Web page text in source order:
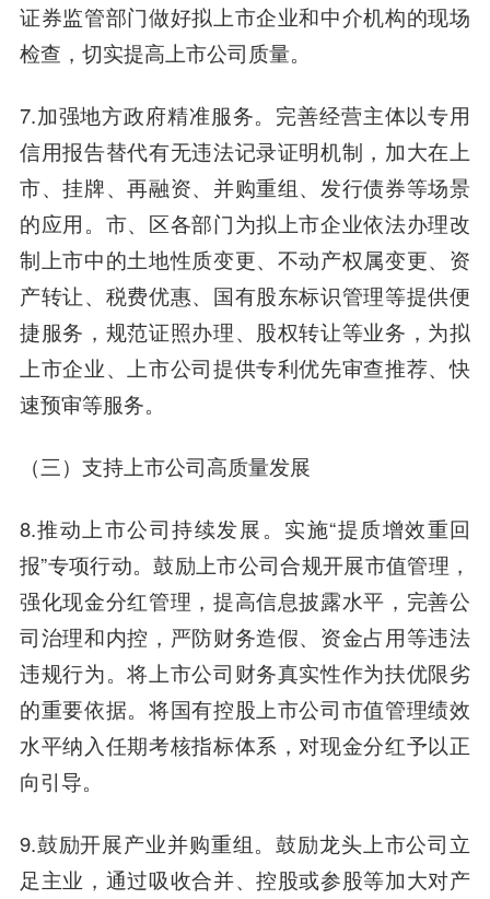
证券监管部门做好拟上市企业和中介机构的现场
检查，切实提高上市公司质量。
7.加强地方政府精准服务。完善经营主体以专用
信用报告替代有无违法记录证明机制，加大在上
市、挂牌、再融资、并购重组、发行债券等场景
的应用。市、区各部门为拟上市企业依法办理改
制上市中的土地性质变更、不动产权属变更、资
产转让、税费优惠、国有股东标识管理等提供便
捷服务，规范证照办理、股权转让等业务，为拟
上市企业、上市公司提供专利优先审查推荐、快
速预审等服务。
（三）支持上市公司高质量发展
8.推动上市公司持续发展。实施“提质增效重回
报”专项行动。鼓励上市公司合规开展市值管理，
强化现金分红管理，提高信息披露水平，完善公
司治理和内控，严防财务造假、资金占用等违法
违规行为。将上市公司财务真实性作为扶优限劣
的重要依据。将国有控股上市公司市值管理绩效
水平纳入任期考核指标体系，对现金分红予以正
向引导。
9.鼓励开展产业并购重组。鼓励龙头上市公司立
足主业，通过吸收合并、控股或参股等加大对产